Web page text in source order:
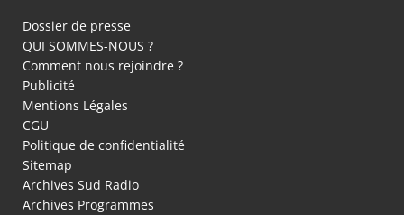
Dossier de presse
QUI SOMMES-NOUS ?
Comment nous rejoindre ?
Publicité
Mentions Légales
CGU
Politique de confidentialité
Sitemap
Archives Sud Radio
Archives Programmes